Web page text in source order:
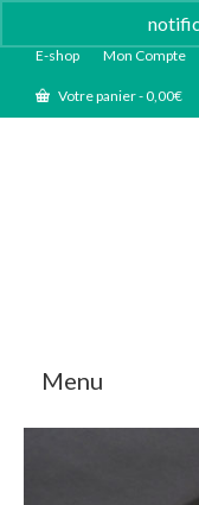
E-shop Mon Compte
Votre panier-0,00€
Menu